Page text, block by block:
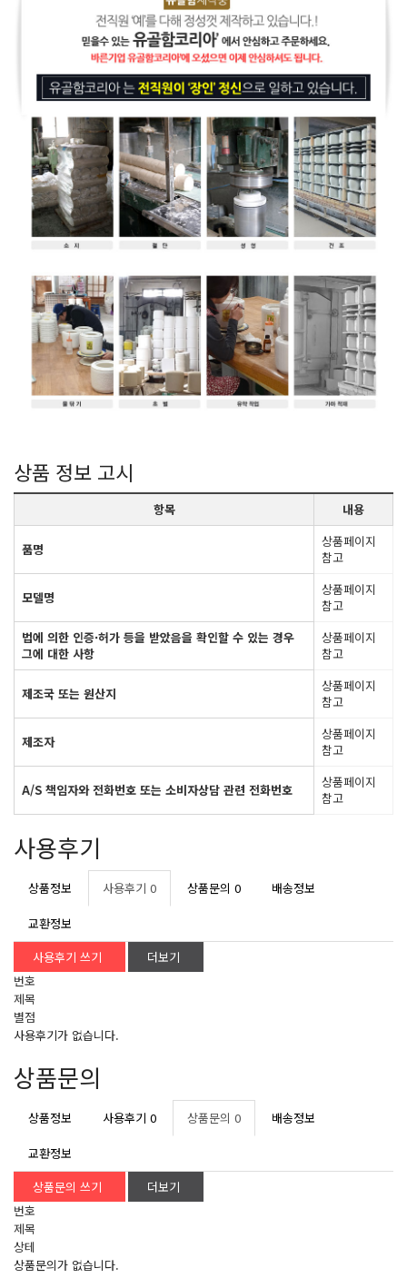
상품 정보 고시
항목 내용
품명
상품페이지
참고
모델명
상품페이지
참고
법에 의한 인증·허가 등을 받았음을 확인할 수 있는 경우
그에 대한 사항
상품페이지
참고
제조국 또는 원산지
상품페이지
참고
제조자
상품페이지
참고
A/S 책임자와 전화번호 또는 소비자상담 관련 전화번호
상품페이지
참고
사용후기
상품정보 사용후기 0 상품문의 0 배송정보
교환정보
사용후기 쓰기
더보기
번호
제목
별점
사용후기가 없습니다.
상품문의
상품정보 사용후기 0 상품문의 0 배송정보
교환정보
상품문의 쓰기
더보기
번호
제목
상테
상품문의가 없습니다.